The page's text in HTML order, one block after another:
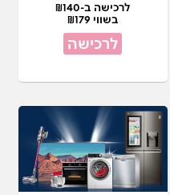
לרכישה ב-₪140
בשווי ₪179
לרכישה